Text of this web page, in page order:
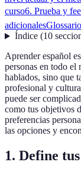
curso6. Prueba y
adicionalesGlossario
Índice(10
Aprender español
personas en todo el
hablados, sino que
profesional y
puede ser
como tus objetivos
preferencias
las opciones y
1. Define